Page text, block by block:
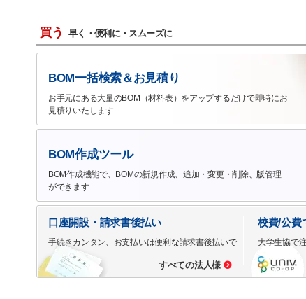
買う 早く・便利に・スムーズに
BOM一括検索＆お見積り
お手元にある大量のBOM（材料表）をアップするだけで即時にお
見積りいたします
BOM作成ツール
BOM作成機能で、BOMの新規作成、追加・変更・削除、版管理
ができます
口座開設・請求書後払い
手続きカンタン、お支払いは便利な請求書後払いで
すべての法人様
校費/公費
大学生協で